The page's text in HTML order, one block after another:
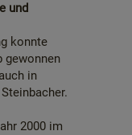
und
konnte
gewonnen
in
2000 im